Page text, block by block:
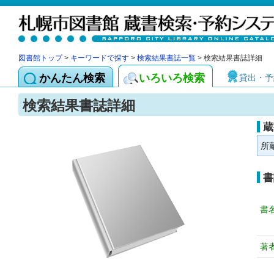
図書館トップ> キーワードで探す > 検索結果書誌一覧 > 検索結果書誌詳細
かんたん検索 いろいろ検索 貸出・
検索結果書誌詳細
所
書
著